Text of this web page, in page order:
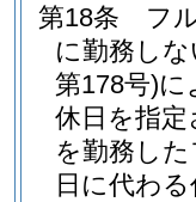
第18条
フ
に勤務し
第178号)に
休日を指
を勤務し
日に代わ